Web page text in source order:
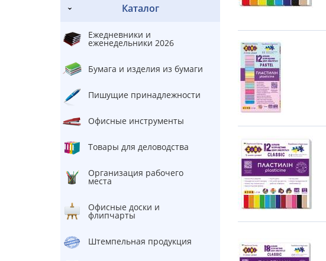
Каталог
Ежедневники и
еженедельники 2026
Бумага и изделия из бумаги
Пишущие принадлежности
Офисные инструменты
Товары для деловодства
Организация рабочего
места
Офисные доски и
флипчарты
Штемпельная продукция